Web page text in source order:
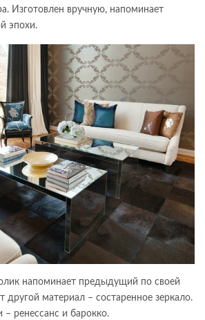
Изготовлен вручную, напоминает
эпохи.
напоминает предыдущий по своей
другой материал – состаренное зеркало.
ренессанс и барокко.